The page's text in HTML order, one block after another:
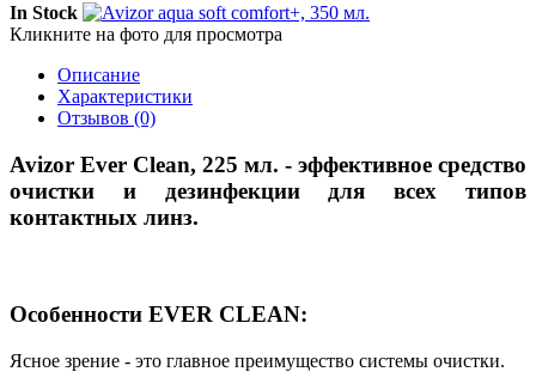
In Stock
Кликните на фото для просмотра
Описание
Характеристики
Отзывов (0)
Avizor Ever Clean, 225 мл. - эффективное средство
очистки и дезинфекции для всех типов
контактных линз.
Особенности EVER CLEAN:
Ясное зрение - это главное преимущество системы очистки.